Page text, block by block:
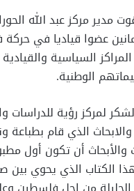
مدير مركز عبد الله
عضوا قياديا في
السياسية
الوطنية.
لمركز رؤية للدراسات
الذي قام
والأبحاث أن تكون أول
الكتاب الذي يحوي بين